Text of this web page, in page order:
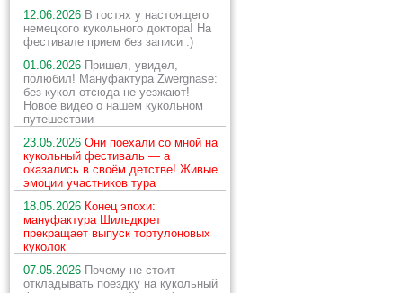
12.06.2026 В гостях у настоящего
немецкого кукольного доктора! На
фестивале прием без записи :)
01.06.2026 Пришел, увидел,
полюбил! Мануфактура Zwergnase:
без кукол отсюда не уезжают!
Новое видео о нашем кукольном
путешествии
23.05.2026 Они поехали со мной на
кукольный фестиваль — а
оказались в своём детстве! Живые
эмоции участников тура
18.05.2026 Конец эпохи:
мануфактура Шильдкрет
прекращает выпуск тортулоновых
куколок
07.05.2026 Почему не стоит
откладывать поездку на кукольный